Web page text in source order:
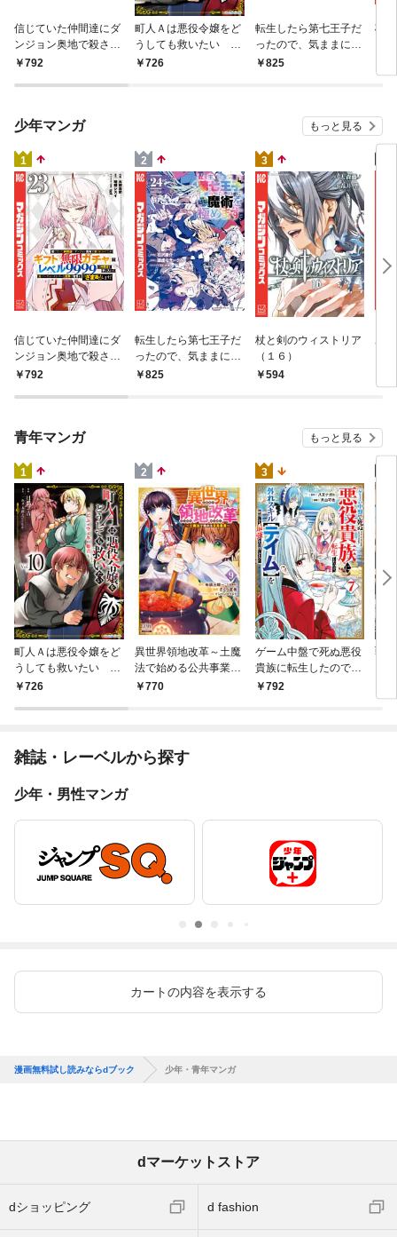
信じていた仲間達にダ
ンジョン奥地で殺され
かけたがギフト『無限
バーと世界に復讐＆
（２３）
792
町人Ａは悪役令嬢をど
うしても救いたい ～
どぶと空と氷の姫君～
726
転生したら第七王子だ
ったので、気ままに魔
術を極めます（２４）
825
杖
少年マンガ もっと見る
1
信じていた仲間達にダ
ンジョン奥地で殺され
かけたがギフト『無限
バーと世界に復讐＆
（２３）
792
2
転生したら第七王子だ
ったので、気ままに魔
術を極めます（２４）
825
3
杖と剣のウィストリア
（１６）
594
青年マンガ もっと見る
1
町人Ａは悪役令嬢をど
うしても救いたい ～
どぶと空と氷の姫君～
726
2
異世界領地改革～土魔
法で始める公共事業～
9巻【特典イラスト付
770
3
ゲーム中盤で死ぬ悪役
貴族に転生したので、
外れスキル【テイム】
792
戦
ク
雑誌・レーベルから探す
少年・男性マンガ
カートの内容を表示する
漫画無料試し読みならdブック 少年・青年マンガ
dマーケットストア
dショッピング d fashion